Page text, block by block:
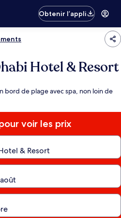
Obtenir l’appli
Hotel & Resort
bord de plage avec spa, non loin de
voir les prix